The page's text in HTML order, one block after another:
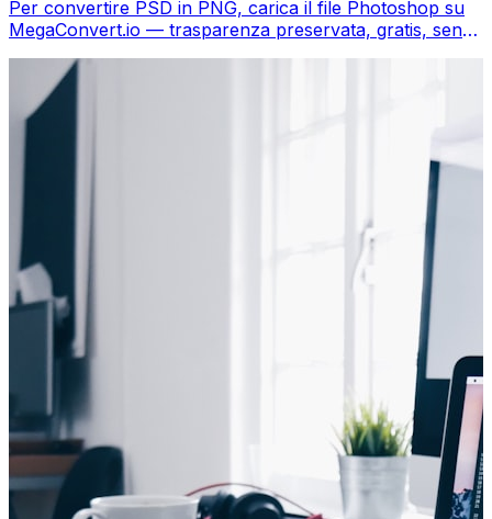
Per convertire PSD in PNG, carica il file Photoshop su
MegaConvert.io — trasparenza preservata, gratis, senza